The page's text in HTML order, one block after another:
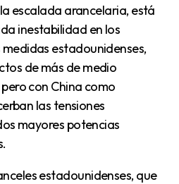
escalada arancelaria, está
inestabilidad en los
estadounidenses,
de más de medio
con China como
las tensiones
mayores potencias